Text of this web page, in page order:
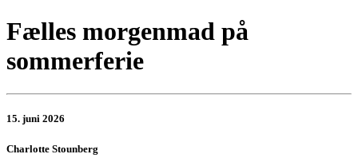
Fælles morgenmad på
sommerferie
15. juni 2026
Charlotte Stounberg